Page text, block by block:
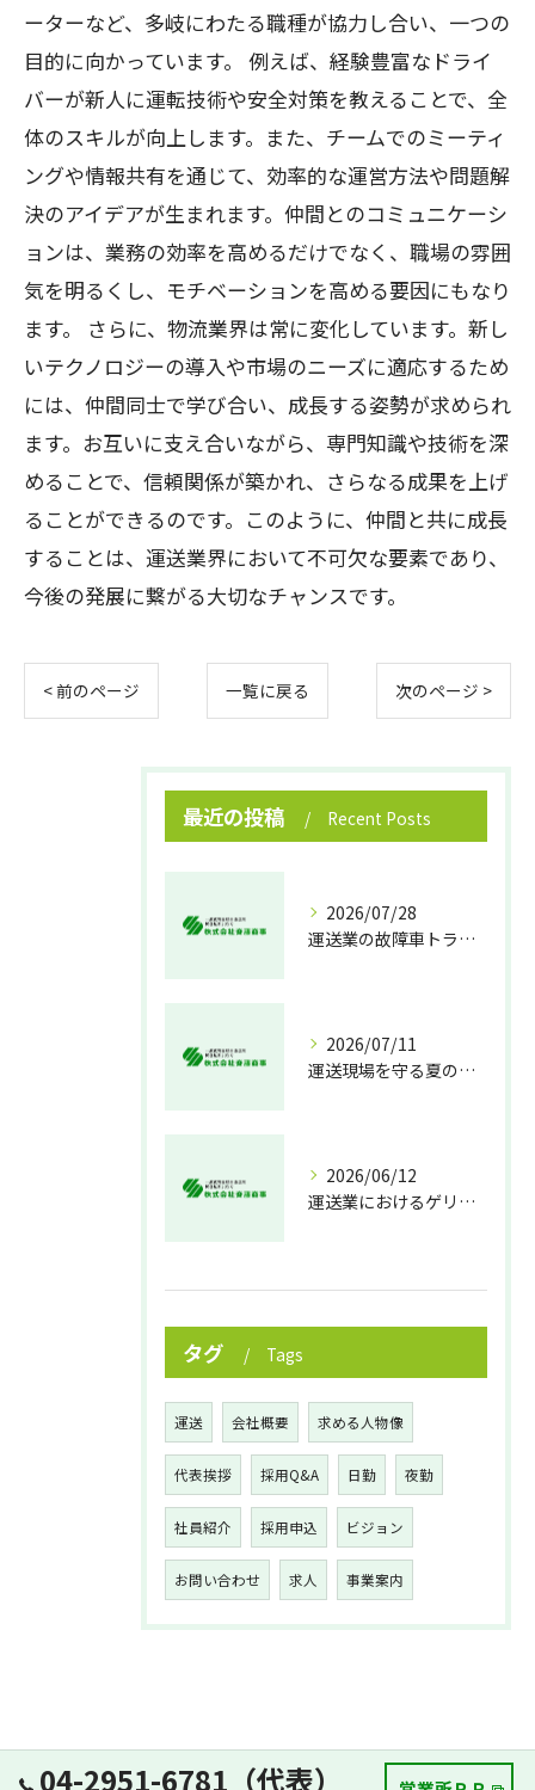
ーターなど、多岐にわたる職種が協力し合い、一つの
目的に向かっています。 例えば、経験豊富なドライ
バーが新人に運転技術や安全対策を教えることで、全
体のスキルが向上します。また、チームでのミーティ
ングや情報共有を通じて、効率的な運営方法や問題解
決のアイデアが生まれます。仲間とのコミュニケーシ
ョンは、業務の効率を高めるだけでなく、職場の雰囲
気を明るくし、モチベーションを高める要因にもなり
ます。 さらに、物流業界は常に変化しています。新し
いテクノロジーの導入や市場のニーズに適応するため
には、仲間同士で学び合い、成長する姿勢が求められ
ます。お互いに支え合いながら、専門知識や技術を深
めることで、信頼関係が築かれ、さらなる成果を上げ
ることができるのです。このように、仲間と共に成長
することは、運送業界において不可欠な要素であり、
今後の発展に繋がる大切なチャンスです。
< 前のページ 一覧に戻る 次のページ >
最近の投稿 Recent Posts
2026/07/28
運送業の故障車トラブル即時対処法
2026/07/11
運送現場を守る夏の熱中症対策
2026/06/12
運送業におけるゲリラ豪雨対策の実践法
タグ Tags
運送 会社概要 求める人物像
代表挨拶 採用Q&A 日勤 夜勤
社員紹介 採用申込 ビジョン
お問い合わせ 求人 事業案内
04-2951-6781（代表）